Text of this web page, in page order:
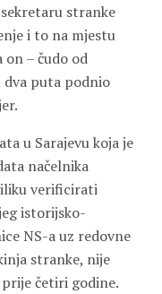
stranke
i to na mjestu
on – čudo od
dva puta podnio
u Sarajevu koja je
načelnika
verificirati
istorijsko-
NS-a uz redovne
stranke, nije
prije četiri godine.